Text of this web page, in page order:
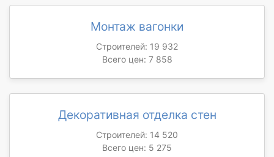
Монтаж вагонки
Строителей: 19 932
Всего цен: 7 858
Декоративная отделка стен
Строителей: 14 520
Всего цен: 5 275